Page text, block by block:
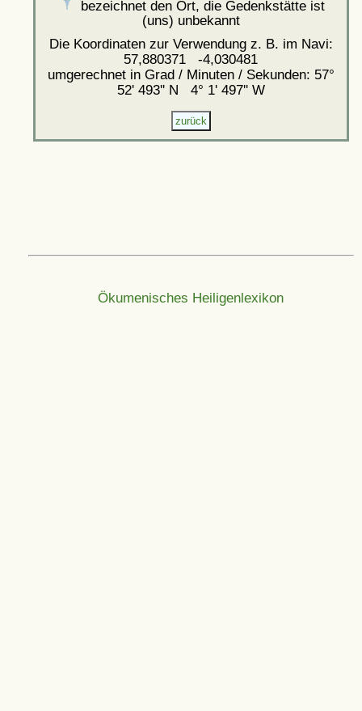
bezeichnet den Ort, die Gedenkstätte ist
(uns) unbekannt
Die Koordinaten zur Verwendung z. B. im Navi:
57,880371 -4,030481
umgerechnet in Grad / Minuten / Sekunden: 57°
52' 493'' N 4° 1' 497'' W
Ökumenisches Heiligenlexikon